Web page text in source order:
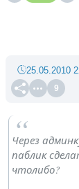
9
25.05.2010
Через
паблик
чтолибо?